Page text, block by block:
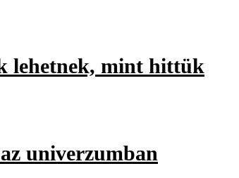
lehetnek, mint hittük
univerzumban